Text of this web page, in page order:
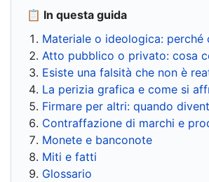
📋 In questa guida
Materiale o ideologica: perché
Atto pubblico o privato: cosa
Esiste una falsità che non è
La perizia grafica e come si
Firmare per altri: quando
Contraffazione di marchi e
Monete e banconote
Miti e fatti
Glossario